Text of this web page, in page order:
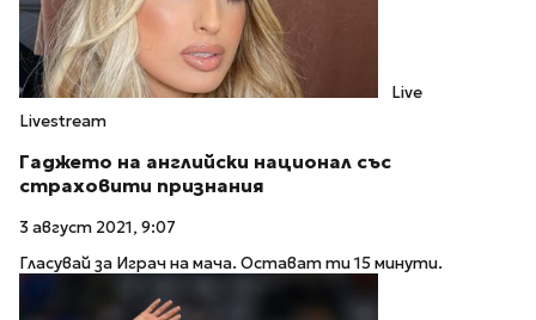
Live
Livestream
Гаджето на английски национал със
страховити признания
3 август 2021, 9:07
Гласувай за Играч на мача. Остават ти 15 минути.